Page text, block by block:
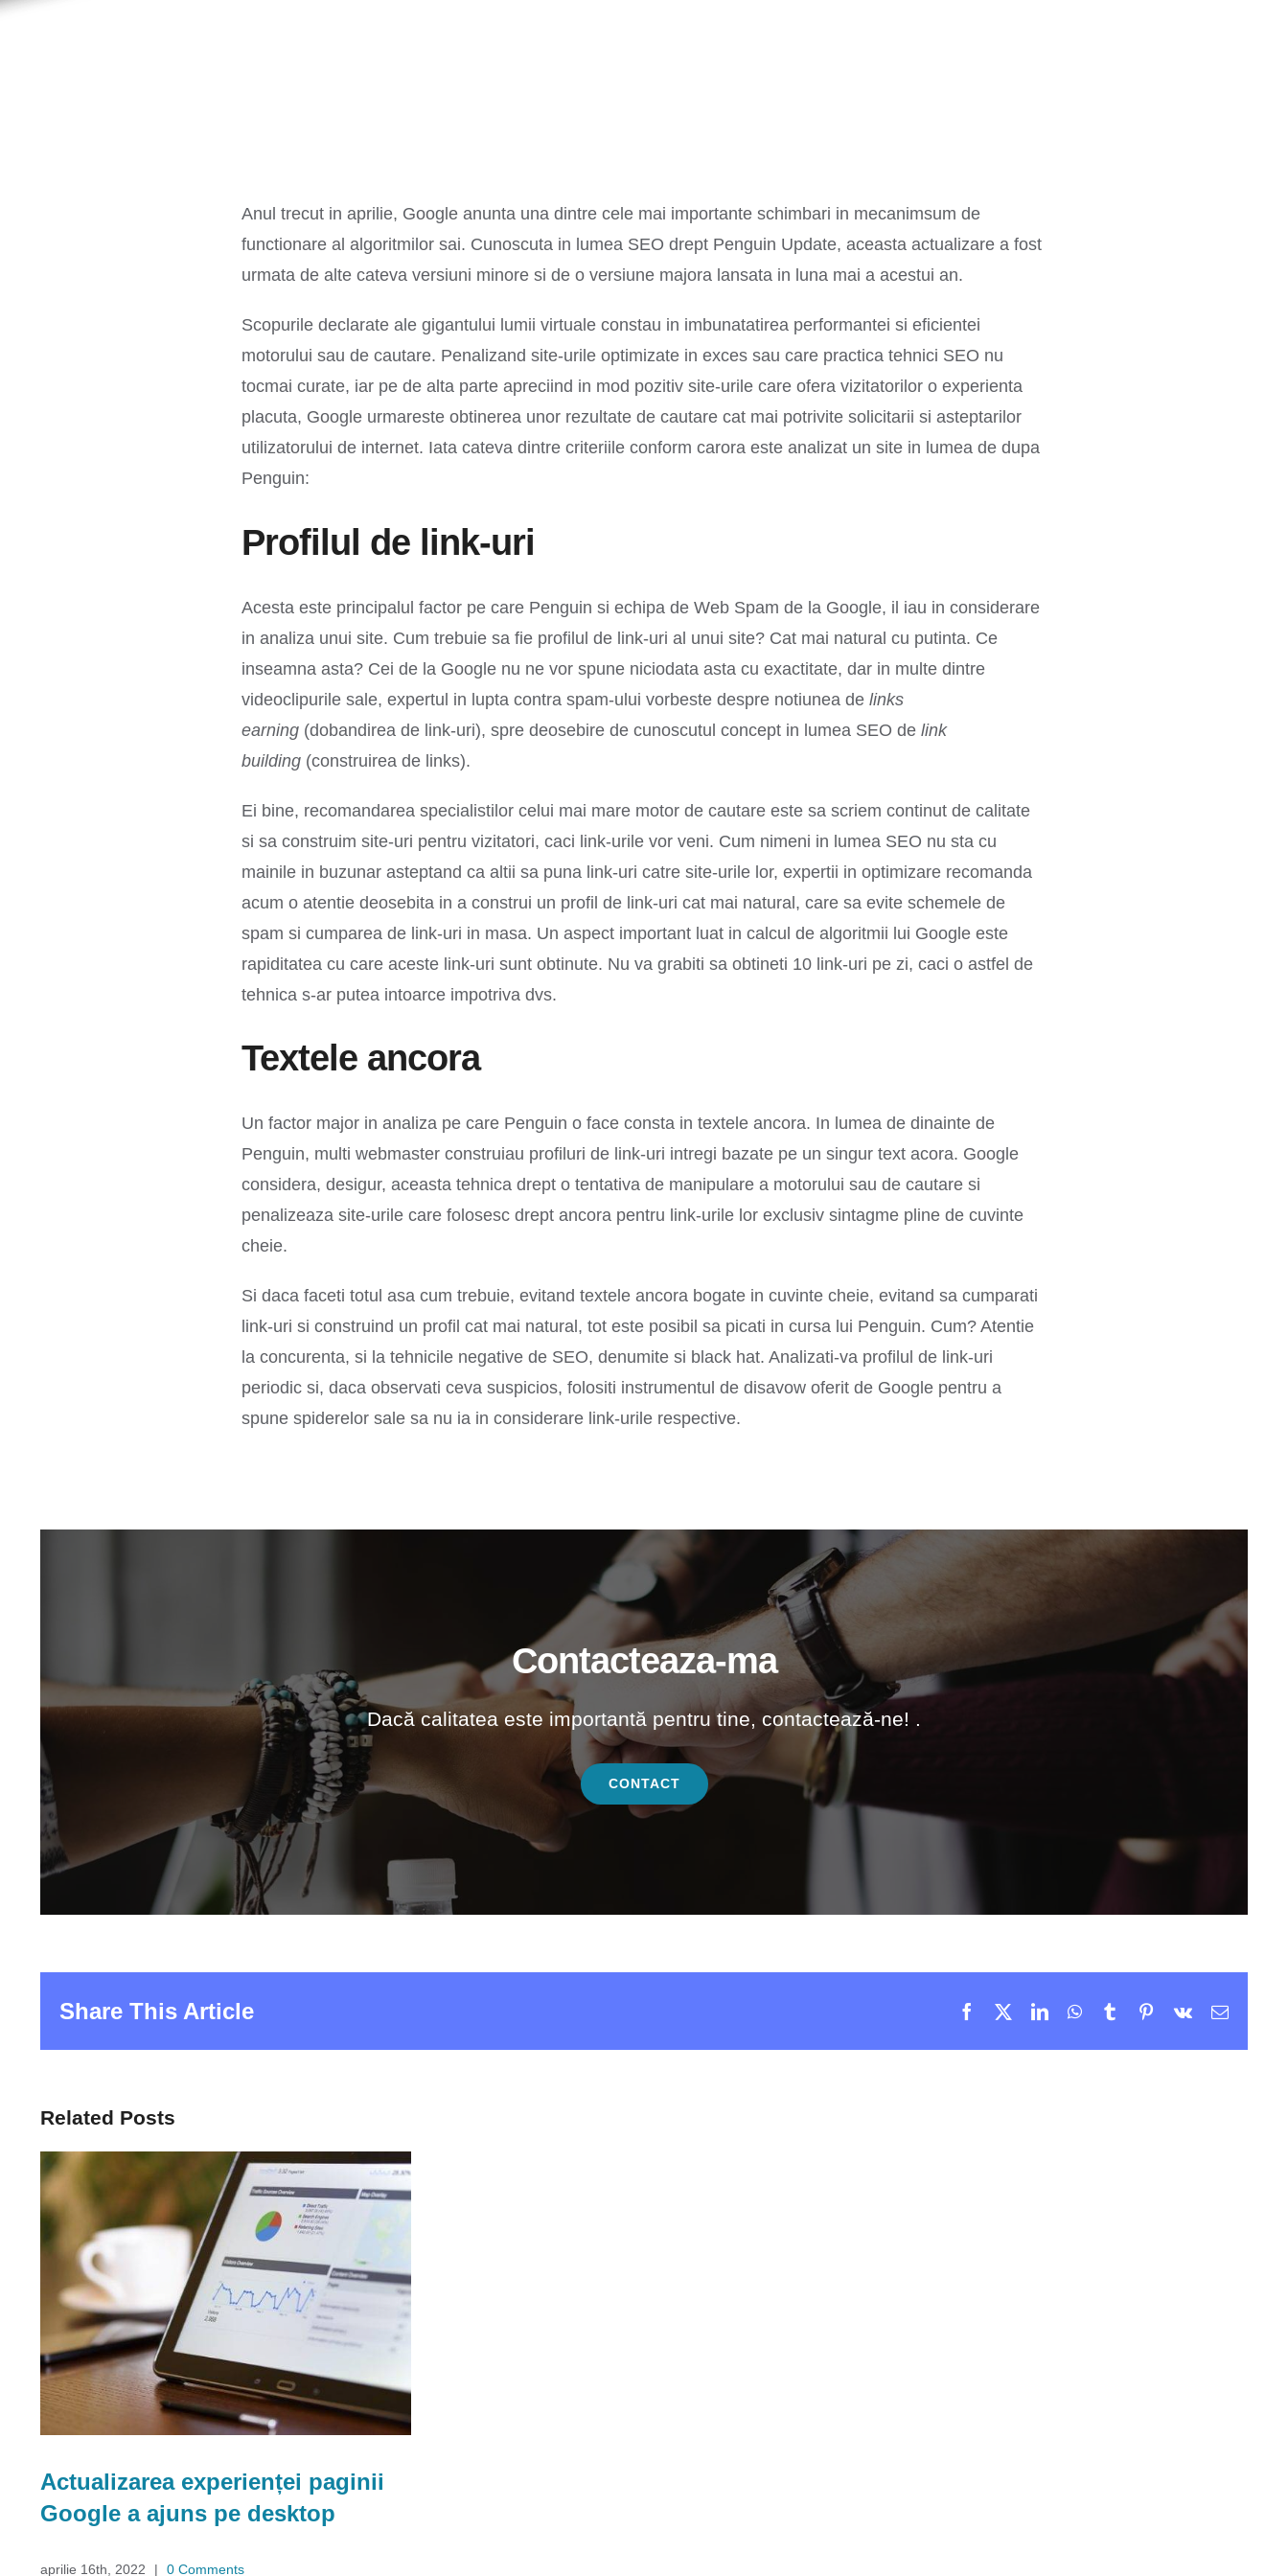
Anul trecut in aprilie, Google anunta una dintre cele mai importante schimbari in mecanimsum de
functionare al algoritmilor sai. Cunoscuta in lumea SEO drept Penguin Update, aceasta actualizare a fost
urmata de alte cateva versiuni minore si de o versiune majora lansata in luna mai a acestui an.
Scopurile declarate ale gigantului lumii virtuale constau in imbunatatirea performantei si eficientei
motorului sau de cautare. Penalizand site-urile optimizate in exces sau care practica tehnici SEO nu
tocmai curate, iar pe de alta parte apreciind in mod pozitiv site-urile care ofera vizitatorilor o experienta
placuta, Google urmareste obtinerea unor rezultate de cautare cat mai potrivite solicitarii si asteptarilor
utilizatorului de internet. Iata cateva dintre criteriile conform carora este analizat un site in lumea de dupa
Penguin:
Profilul de link-uri
Acesta este principalul factor pe care Penguin si echipa de Web Spam de la Google, il iau in considerare
in analiza unui site. Cum trebuie sa fie profilul de link-uri al unui site? Cat mai natural cu putinta. Ce
inseamna asta? Cei de la Google nu ne vor spune niciodata asta cu exactitate, dar in multe dintre
videoclipurile sale, expertul in lupta contra spam-ului vorbeste despre notiunea de links
earning (dobandirea de link-uri), spre deosebire de cunoscutul concept in lumea SEO de link
building (construirea de links).
Ei bine, recomandarea specialistilor celui mai mare motor de cautare este sa scriem continut de calitate
si sa construim site-uri pentru vizitatori, caci link-urile vor veni. Cum nimeni in lumea SEO nu sta cu
mainile in buzunar asteptand ca altii sa puna link-uri catre site-urile lor, expertii in optimizare recomanda
acum o atentie deosebita in a construi un profil de link-uri cat mai natural, care sa evite schemele de
spam si cumparea de link-uri in masa. Un aspect important luat in calcul de algoritmii lui Google este
rapiditatea cu care aceste link-uri sunt obtinute. Nu va grabiti sa obtineti 10 link-uri pe zi, caci o astfel de
tehnica s-ar putea intoarce impotriva dvs.
Textele ancora
Un factor major in analiza pe care Penguin o face consta in textele ancora. In lumea de dinainte de
Penguin, multi webmaster construiau profiluri de link-uri intregi bazate pe un singur text acora. Google
considera, desigur, aceasta tehnica drept o tentativa de manipulare a motorului sau de cautare si
penalizeaza site-urile care folosesc drept ancora pentru link-urile lor exclusiv sintagme pline de cuvinte
cheie.
Si daca faceti totul asa cum trebuie, evitand textele ancora bogate in cuvinte cheie, evitand sa cumparati
link-uri si construind un profil cat mai natural, tot este posibil sa picati in cursa lui Penguin. Cum? Atentie
la concurenta, si la tehnicile negative de SEO, denumite si black hat. Analizati-va profilul de link-uri
periodic si, daca observati ceva suspicios, folositi instrumentul de disavow oferit de Google pentru a
spune spiderelor sale sa nu ia in considerare link-urile respective.
Contacteaza-ma
Dacă calitatea este importantă pentru tine, contactează-ne! .
CONTACT
Share This Article Facebook LinkedInWhatsApp
TumblrPinterest
Vk Email
Related Posts
Actualizarea experienței paginii
Google a ajuns pe desktop
aprilie 16th, 2022 | 0 Comments